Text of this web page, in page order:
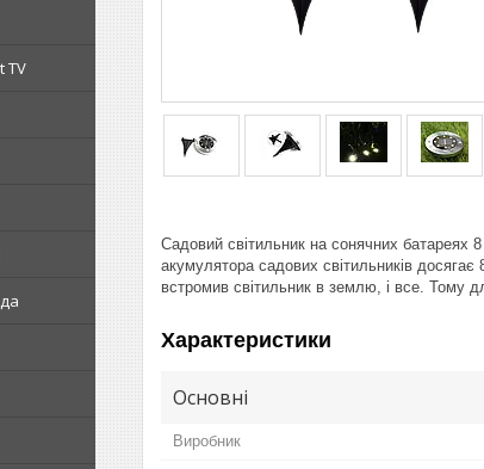
TV
Садовий світильник на сонячних батареях
акумулятора садових світильників
встромив світильник в землю, і все. Тому
Характеристики
Основні
Виробник